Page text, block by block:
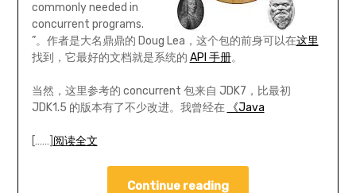
commonly needed in
concurrent programs.
”。作者是大名鼎鼎的 Doug Lea，这个包的前身可以在这里
找到，它最好的文档就是系统的 API 手册。
当然，这里参考的 concurrent 包来自 JDK7，比最初
JDK1.5 的版本有了不少改进。我曾经在
《Java
[……] 阅读全文
Continue reading